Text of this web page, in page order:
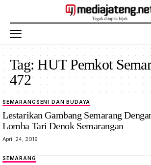
Tag:HUT Pemkot
472
SEMARANGSENI DAN BUDAYA
Lestarikan Gambang Semarang
Lomba Tari Denok Semarangan
April 24, 2019
SEMARANG